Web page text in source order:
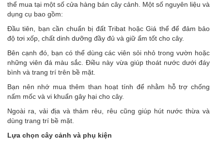
thể mua tại một số cửa hàng bán cây cảnh. Một số nguyên liệu và
dụng cụ bao gồm:
Đầu tiên, bạn cần chuẩn bị đất Tribat hoặc Giá thể để đảm bảo
độ tơi xốp, chất dinh dưỡng đầy đủ và giữ ẩm tốt cho cây.
Bên cạnh đó, bạn có thể dùng các viên sỏi nhỏ trong vườn hoặc
những viên đá màu sắc. Điều này vừa giúp thoát nước dưới đáy
bình và trang trí trên bề mặt.
Bạn nên nhớ mua thêm than hoạt tính để nhằm hỗ trợ chống
nấm mốc và vi khuẩn gây hại cho cây.
Ngoài ra, vải địa và thảm rêu, rêu cũng giúp hút nước thừa và
dùng trang trí bề mặt.
Lựa chọn cây cảnh và phụ kiện